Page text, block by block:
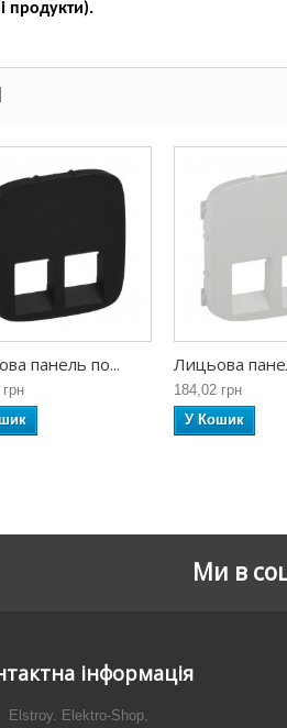
продукти).
панель по... Лицьова
184,02 грн
У Кошик
Ми в
інформація
Elstroy. Elektro-Shop,